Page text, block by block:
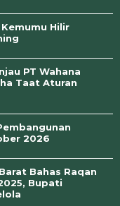
Hilir
PT Wahana
Taat Aturan
2026
Bahas Raqan
Bupati